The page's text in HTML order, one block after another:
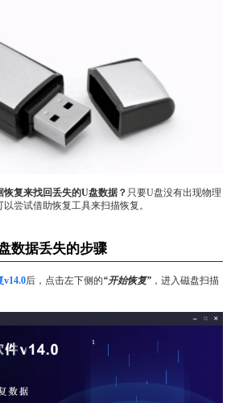
复来找回丢失的U盘数据？ 只要U盘没有出现物理
尝试借助恢复工具来扫描恢复。
数据丢失的步骤
v14.0后，点击左下侧的“开始恢复” ，进入磁盘扫描